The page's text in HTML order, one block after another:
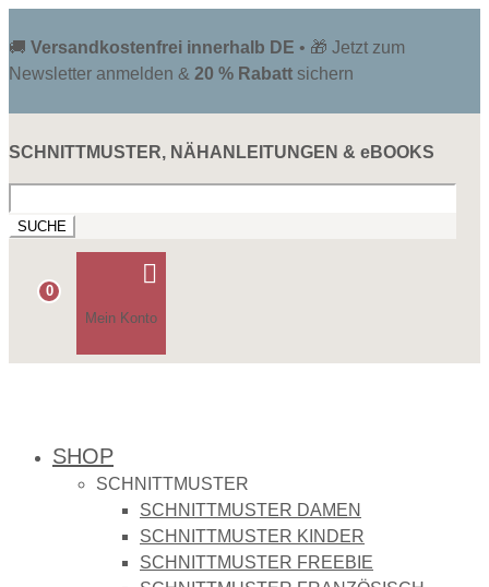
🚚 Versandkostenfrei innerhalb DE • 🎁 Jetzt zum
Newsletter anmelden & 20 % Rabatt sichern
SCHNITTMUSTER, NÄHANLEITUNGEN & eBOOKS
nach:
0

Mein Konto
SHOP
SCHNITTMUSTER
SCHNITTMUSTER DAMEN
SCHNITTMUSTER KINDER
SCHNITTMUSTER FREEBIE